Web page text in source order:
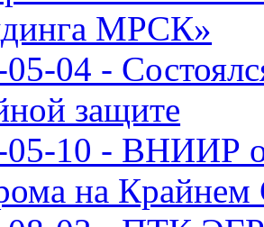
МРСК»
05-04 -
защите
05-10 - ВНИИР
на Крайнем